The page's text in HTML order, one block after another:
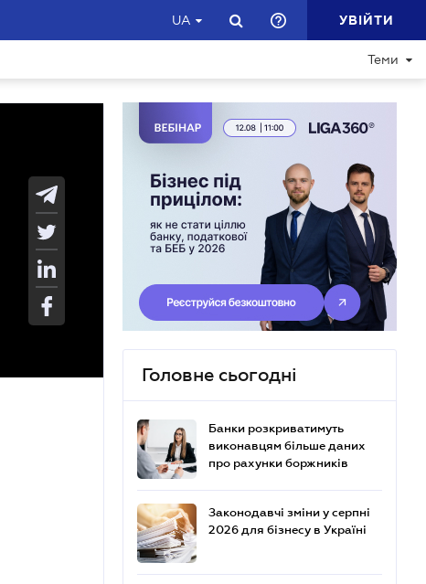
UA УВІЙТИ
Теми
Головне сьогодні
Банки розкриватимуть
виконавцям більше даних
про рахунки боржників
Законодавчі зміни у серпні
2026 для бізнесу в Україні